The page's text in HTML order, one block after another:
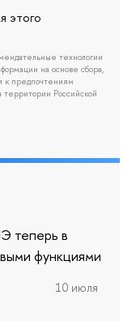
этого
технологии
на основе сбора,
к предпочтениям
Российской
теперь в
функциями
10 июля